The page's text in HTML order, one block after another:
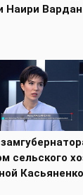
Наири
сельского
Касьяненко